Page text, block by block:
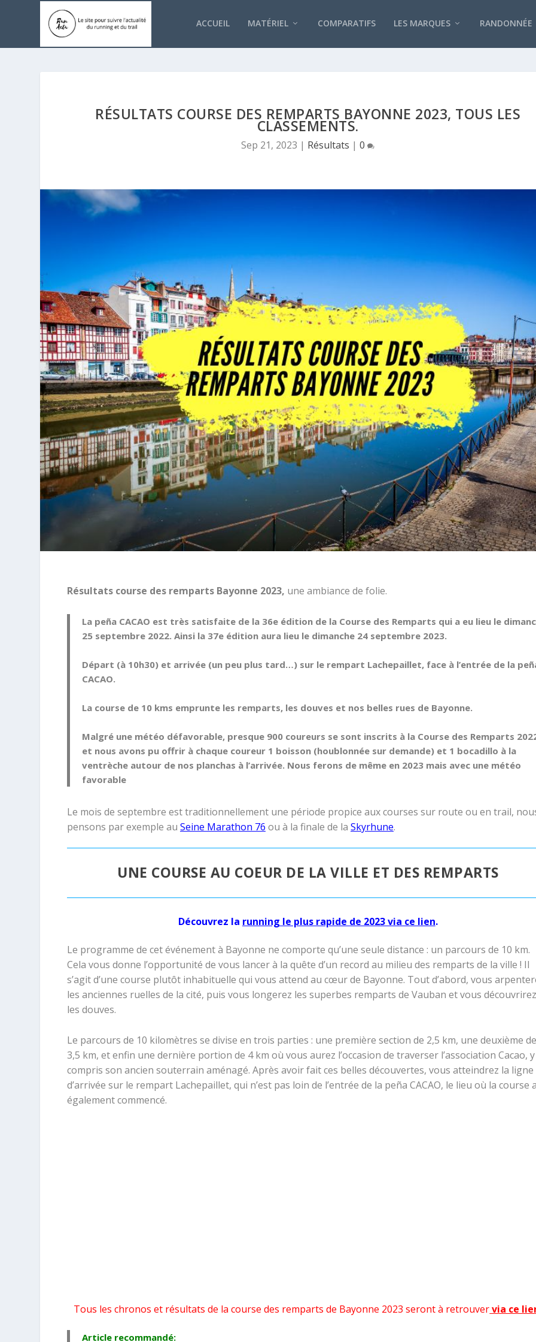
ACCUEIL MATÉRIEL COMPARATIFS LES MARQUES RANDONNÉE
RÉSULTATS COURSE DES REMPARTS BAYONNE 2023, TOUS LES
CLASSEMENTS.
Sep 21, 2023 | Résultats |0
Résultats course des remparts Bayonne 2023, une ambiance de folie.
La peña CACAO est très satisfaite de la 36e édition de la Course des Remparts qui a eu lieu le
25 septembre 2022. Ainsi la 37e éditionaura lieu le dimanche 24 septembre 2023.
Départ (à 10h30) et arrivée (un peu plus tard…) sur le rempart Lachepaillet, face à l’entrée de la
CACAO.
La course de 10 kms emprunte les remparts, les douves et nos belles rues de Bayonne.
Malgré une météo défavorable, presque 900 coureurs se sont inscrits à la Course des Remparts
et nous avons pu offrir à chaque coureur 1 boisson (houblonnée sur demande) et 1 bocadillo à la
ventrèche autour de nos planchas à l’arrivée. Nous ferons de même en 2023 mais avec une météo
favorable
Le mois de septembre est traditionnellement une période propice aux courses sur route ou en trail,
pensons par exemple au Seine Marathon 76 ou à la finale de la Skyrhune.
UNE COURSE AU COEUR DE LA VILLE ET DES REMPARTS
Découvrez la running le plus rapide de 2023 via ce lien.
Le programme de cet événement à Bayonne ne comporte qu’une seule distance : un parcours de 10 km.
Cela vous donne l’opportunité de vous lancer à la quête d’un record au milieu des remparts de la ville ! Il
s’agit d’une course plutôt inhabituelle qui vous attend au cœur de Bayonne. Tout d’abord, vous
les anciennes ruelles de la cité, puis vous longerez les superbes remparts de Vauban et vous découvrirez
les douves.
Le parcours de 10 kilomètres se divise en trois parties : une première section de 2,5 km, une deuxième de
3,5 km, et enfin une dernière portion de 4 km où vous aurez l’occasion de traverser l’association Cacao, y
compris son ancien souterrain aménagé. Après avoir fait ces belles découvertes, vous atteindrez la ligne
d’arrivée sur le rempart Lachepaillet, qui n’est pas loin de l’entrée de la peña CACAO, le lieu où la course
également commencé.
Tous les chronos et résultats de la course des remparts de Bayonne 2023 seront à retrouvervia ce
Article recommandé: